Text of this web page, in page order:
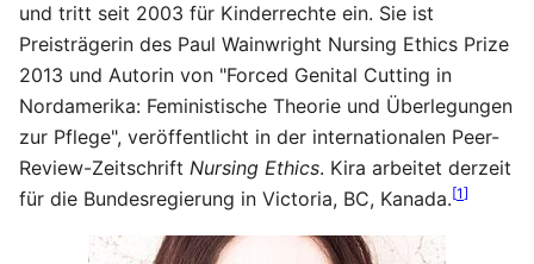
und tritt seit 2003 für Kinderrechte ein. Sie ist
Preisträgerin des Paul Wainwright Nursing Ethics Prize
2013 und Autorin von "Forced Genital Cutting in
Nordamerika: Feministische Theorie und Überlegungen
zur Pflege", veröffentlicht in der internationalen Peer-
Review-Zeitschrift Nursing Ethics. Kira arbeitet derzeit
für die Bundesregierung in Victoria, BC, Kanada.[1]